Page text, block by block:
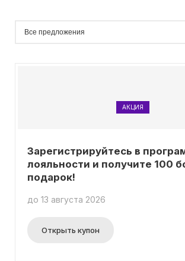
АКЦИЯ
Зарегистрируйтесь в
лояльности и получите 100
подарок!
до 13 августа 2026
Открыть купон